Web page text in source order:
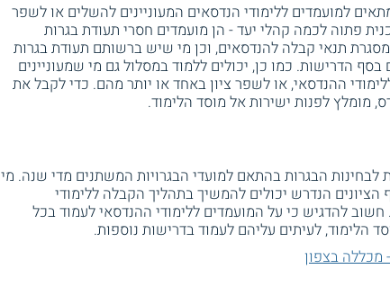
למועמדים ללימודי הנדסאים המעוניינים להשלים או לשפר
פתוה לכמה קהלי יעד - הן מועמדים חסרי תעודת בגרות
תנאי קבלה להנדסאים, וכן מי שיש ברשותם תעודת בגרות
הדרישות. כמו כן, יכולים ללמוד במסלול גם מי שמעוניינים
ההנדסאי, או לשפר ציון באחד או יותר מהם. כדי לקבל את
מומלץ לפנות ישירות אל מוסד הלימוד.
לבחינות הבגרות בהתאם למועדי הבגרויות המשתנים מדי שנה. מי
הציונים הנדרש יכולים להמשיך בתהליך הקבלה ללימודי
להדגיש כי על המועמדים ללימודי ההנדסאי לעמוד בכל
הלימוד, לעיתים עליהם לעמוד בדרישות נוספות.
מכללה בצפון